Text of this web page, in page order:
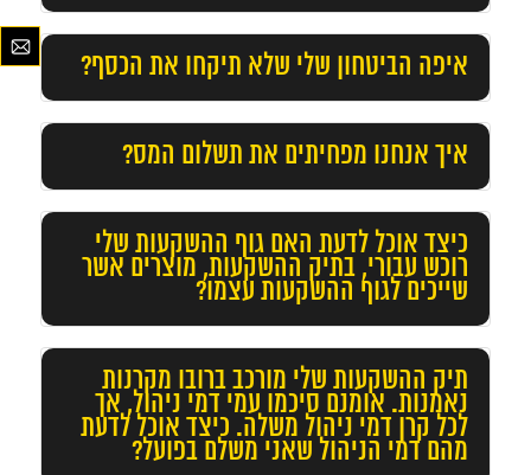
איפה הביטחון שלי שלא תיקחו את הכסף?
איך אנחנו מפחיתים את תשלום המס?
כיצד אוכל לדעת האם גוף ההשקעות שלי
רוכש עבורי, בתיק ההשקעות, מוצרים אשר
שייכים לגוף ההשקעות עצמו?
תיק ההשקעות שלי מורכב ברובו מקרנות
נאמנות. אומנם סיכמו עמי דמי ניהול, אך
לכל קרן דמי ניהול משלה. כיצד אוכל לדעת
מהם דמי הניהול שאני משלם בפועל?